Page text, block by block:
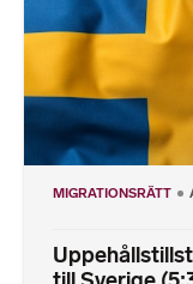
MIGRATIONSRÄTT